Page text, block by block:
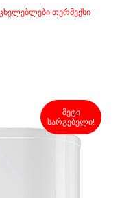
თერმექსი
მეტი
სარგებელი!